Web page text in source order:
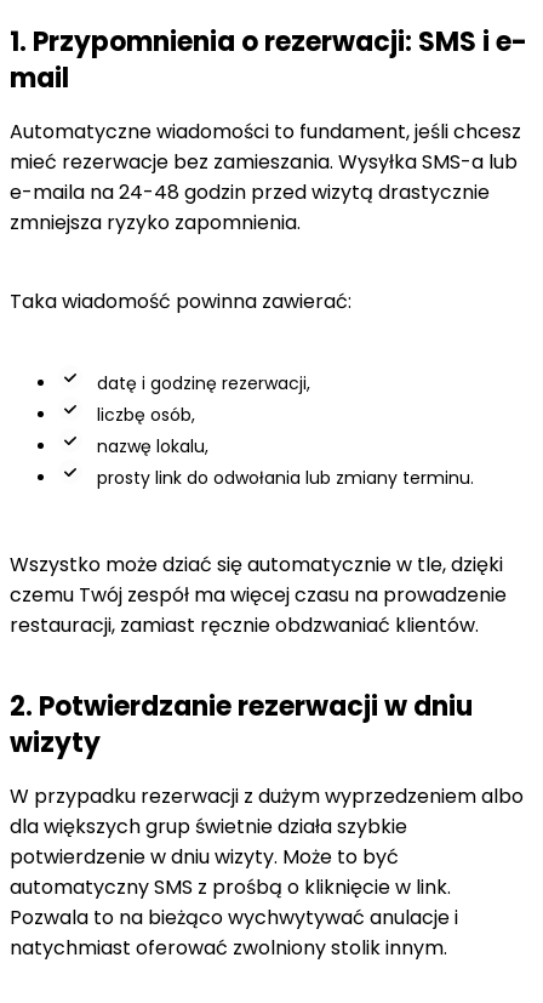
1. Przypomnienia o rezerwacji: SMS i e-
mail
Automatyczne wiadomości to fundament, jeśli chcesz
mieć rezerwacje bez zamieszania. Wysyłka SMS-a lub
e-maila na 24-48 godzin przed wizytą drastycznie
zmniejsza ryzyko zapomnienia.
Taka wiadomość powinna zawierać:
datę i godzinę rezerwacji,
liczbę osób,
nazwę lokalu,
prosty link do odwołania lub zmiany terminu.
Wszystko może dziać się automatycznie w tle, dzięki
czemu Twój zespół ma więcej czasu na prowadzenie
restauracji, zamiast ręcznie obdzwaniać klientów.
2. Potwierdzanie rezerwacji w dniu
wizyty
W przypadku rezerwacji z dużym wyprzedzeniem albo
dla większych grup świetnie działa szybkie
potwierdzenie w dniu wizyty. Może to być
automatyczny SMS z prośbą o kliknięcie w link.
Pozwala to na bieżąco wychwytywać anulacje i
natychmiast oferować zwolniony stolik innym.